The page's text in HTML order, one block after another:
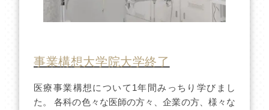
事業構想大学院大学終了
医療事業構想について1年間みっちり学びまし
た。 各科の色々な医師の方々、企業の方、様々な